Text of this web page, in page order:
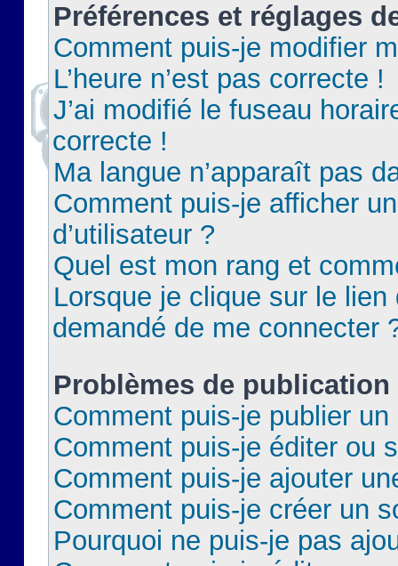
Préférences et réglages
Comment puis-je modifier
L’heure n’est pas correcte !
J’ai modifié le fuseau
correcte !
Ma langue n’apparaît pas
Comment puis-je afficher
d’utilisateur ?
Quel est mon rang et
Lorsque je clique sur le lien
demandé de me connecter
Problèmes de publication
Comment puis-je publier
Comment puis-je éditer ou
Comment puis-je ajouter
Comment puis-je créer un
Pourquoi ne puis-je pas